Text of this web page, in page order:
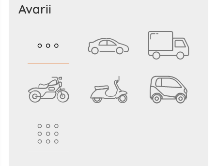
Avarii